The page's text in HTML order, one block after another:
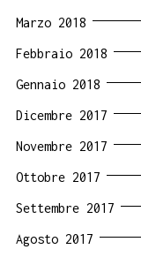
Marzo 2018
Febbraio 2018
Gennaio 2018
Dicembre 2017
Novembre 2017
Ottobre 2017
Settembre 2017
Agosto 2017